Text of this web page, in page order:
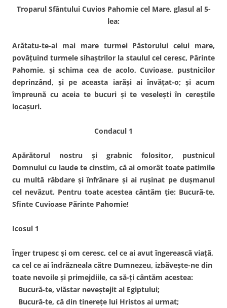
Troparul Sfântului Cuvios Pahomie cel Mare, glasul al 5-
lea:
Arătatu-te-ai mai mare turmei Păstorului celui mare,
povăţuind turmele sihaştrilor la staulul cel ceresc, Părinte
Pahomie, şi schima cea de acolo, Cuvioase, pustnicilor
deprinzând, şi pe aceasta iarăşi ai învăţat-o; şi acum
împreună cu aceia te bucuri şi te veseleşti în cereştile
locaşuri.
Condacul 1
Apărătorul nostru şi grabnic folositor, pustnicul
Domnului cu laude te cinstim, că ai omorât toate patimile
cu multă răbdare şi înfrânare şi ai ruşinat pe duşmanul
cel nevăzut. Pentru toate acestea cântăm ţie: Bucură-te,
Sfinte Cuvioase Părinte Pahomie!
Icosul 1
Înger trupesc şi om ceresc, cel ce ai avut îngerească viaţă,
ca cel ce ai îndrăzneala către Dumnezeu, izbăveşte-ne din
toate nevoile şi primejdiile, ca să-ţi cântăm acestea:
Bucură-te, vlăstar neveştejit al Egiptului;
Bucură-te, că din tinereţe lui Hristos ai urmat;